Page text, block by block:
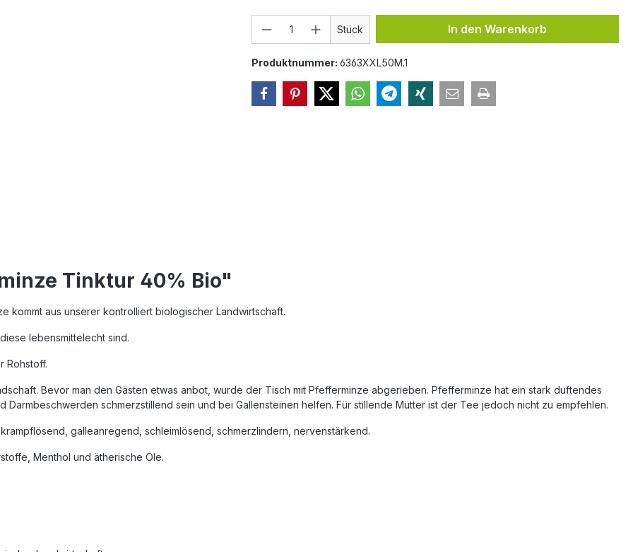
Produkt Anzahl: Gib den gewünschten Wert
Stück In den Warenkorb
Produktnummer: 6363XXL50M.1
Tinktur 40% Bio"
kommt aus unserer kontrolliert biologischer Landwirtschaft.
lebensmittelecht sind.
Rohstoff.
Bevor man den Gästen etwas anbot, wurde der Tisch mit Pfefferminze abgerieben. Pfefferminze hat ein stark duftendes
schmerzstillend sein und bei Gallensteinen helfen. Für stillende Mütter ist der Tee jedoch nicht zu empfehlen.
galleanregend, schleimlösend, schmerzlindern, nervenstärkend.
Menthol und ätherische Öle.